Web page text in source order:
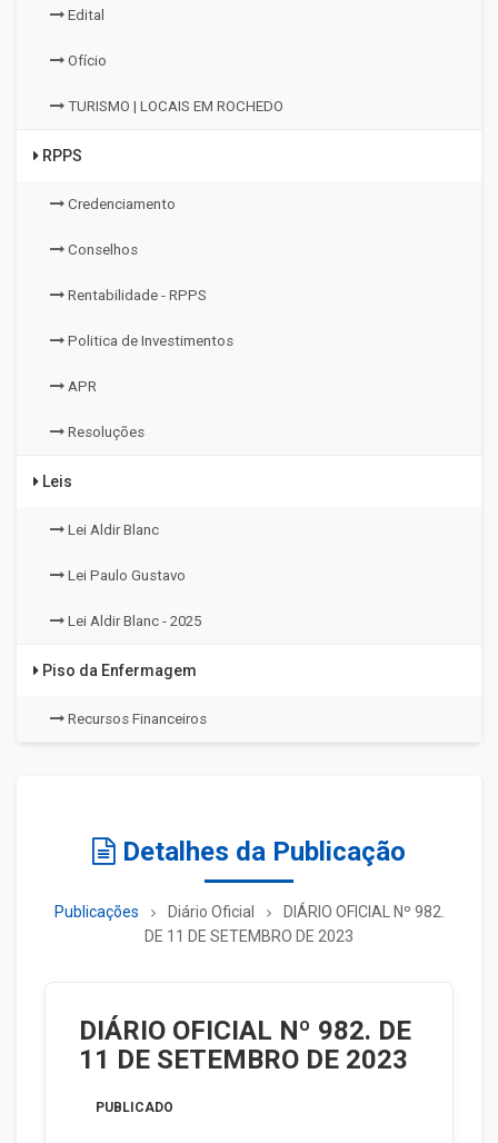
Edital
Ofício
TURISMO | LOCAIS EM ROCHEDO
RPPS
Credenciamento
Conselhos
Rentabilidade - RPPS
Politica de Investimentos
APR
Resoluções
Leis
Lei Aldir Blanc
Lei Paulo Gustavo
Lei Aldir Blanc - 2025
Piso da Enfermagem
Recursos Financeiros
Detalhes da Publicação
Publicações Diário Oficial
DIÁRIO OFICIAL Nº 982.
DE 11 DE SETEMBRO DE 2023
DIÁRIO OFICIAL Nº 982. DE
11 DE SETEMBRO DE 2023
PUBLICADO